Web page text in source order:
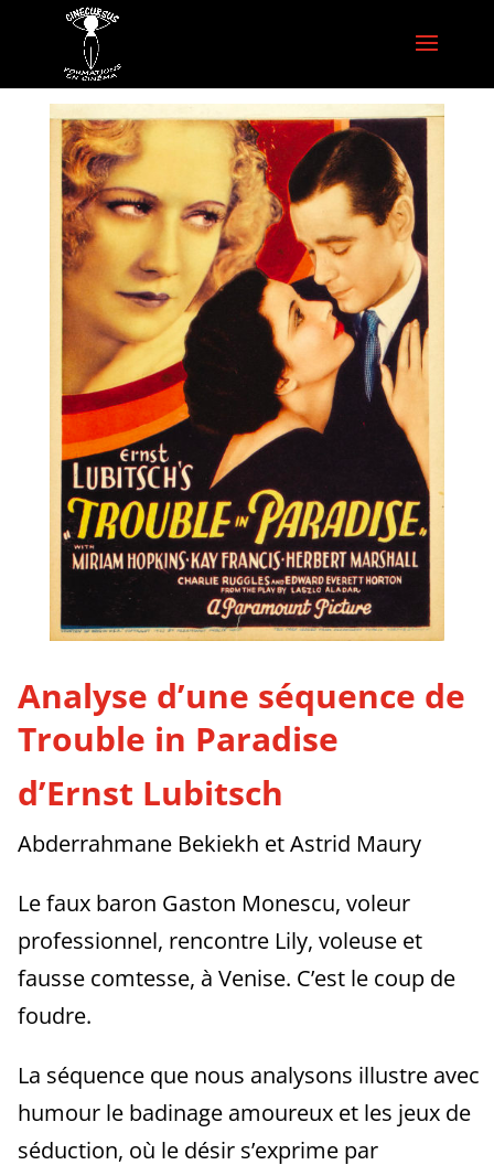
Analyse d’une séquence de
Trouble in Paradise
d’Ernst Lubitsch
Abderrahmane Bekiekh et Astrid Maury
Le faux baron Gaston Monescu, voleur
professionnel, rencontre Lily, voleuse et
fausse comtesse, à Venise. C’est le coup de
foudre.
La séquence que nous analysons illustre avec
humour le badinage amoureux et les jeux de
séduction, où le désir s’exprime par